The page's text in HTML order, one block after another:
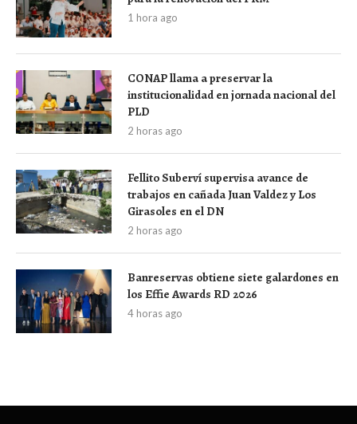
1 hora ago
CONAP llama a preservar la
institucionalidad en jornada nacional del
PLD
2 horas ago
Fellito Suberví supervisa avance de
trabajos en cañada Juan Valdez y Los
Girasoles en el DN
2 horas ago
Banreservas obtiene siete galardones en
los Effie Awards RD 2026
4 horas ago